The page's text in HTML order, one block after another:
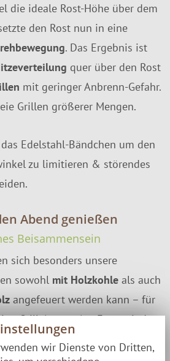
die ideale Rost-Höhe über dem
den Rost nun in eine
. Das Ergebnis ist
quer über den Rost
mit geringer Anbrenn-Gefahr.
Grillen größerer Mengen.
Edelstahl-Bändchen um den
zu limitieren & störendes
Abend genießen
Beisammensein
sich besonders unsere
sowohl mit Holzkohle als auch
angefeuert werden kann – für
Grill-Aroma. Am Feuer sind
& Feuer-
vorprogrammiert.
wir Dienste von Dritten,